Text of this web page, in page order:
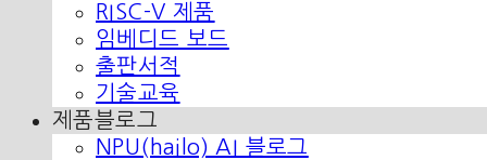
RISC-V 제품
임베디드 보드
출판서적
기술교육
제품블로그
NPU(hailo) AI 블로그